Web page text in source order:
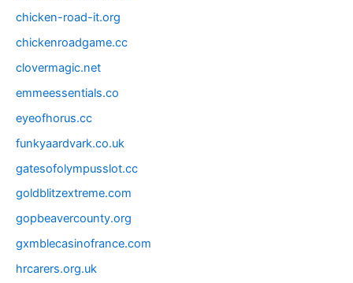
chicken-road-it.org
chickenroadgame.cc
clovermagic.net
emmeessentials.co
eyeofhorus.cc
funkyaardvark.co.uk
gatesofolympusslot.cc
goldblitzextreme.com
gopbeavercounty.org
gxmblecasinofrance.com
hrcarers.org.uk